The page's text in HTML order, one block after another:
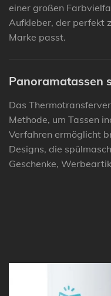
einer großen
Aufkleber, der perfekt
Marke passt.
Panoramatassen
Das
Methode, um Tassen
Verfahren ermöglicht
Designs, die
Geschenke,